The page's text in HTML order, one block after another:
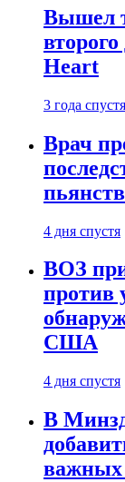
Вышел
Heart
3 года спустя
Врач
4 дня спустя
ВОЗ
против
США
4 дня спустя
В
важных